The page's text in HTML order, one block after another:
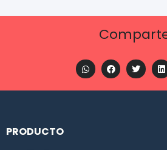
PRODUCTO